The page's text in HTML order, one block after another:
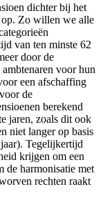
dichter bij het
op. Zo willen we alle
van ten minste 62
door de
voor hun
een afschaffing
de
berekend
jaren, zoals dit ook
niet langer op basis
Tegelijkertijd
krijgen om een
de harmonisatie met
rechten raakt